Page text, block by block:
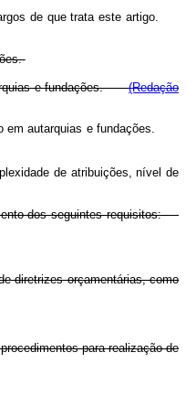
de que trata este artigo.
e fundações.(Redação
em autarquias e fundações.
de atribuições, nível de
dos seguintes requisitos:
diretrizes orçamentárias, como
para realização de